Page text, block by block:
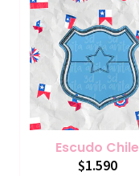
Escudo Chile
$1.590